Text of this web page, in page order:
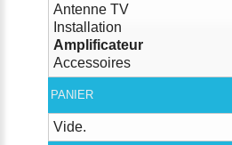
Antenne TV
Installation
Amplificateur
Accessoires
PANIER
Vide.